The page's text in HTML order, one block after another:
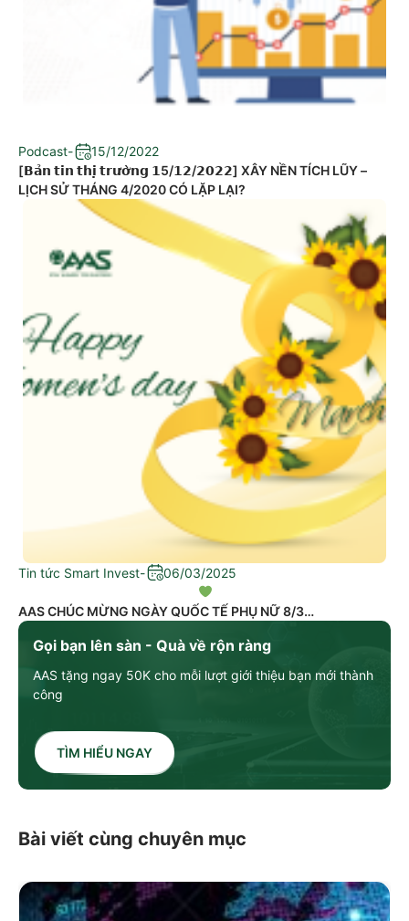
Gọi bạn lên sàn - Quà về rộn ràng
AAS tặng ngay 50K cho mỗi lượt giới thiệu bạn mới thành
công
TÌM HIỂU NGAY
Podcast-
15/12/2022
[𝗕𝗮̉𝗻 𝘁𝗶𝗻 𝘁𝗵𝗶̣ 𝘁𝗿𝘂̛𝗼̛̀𝗻𝗴 𝟭5/𝟭𝟮/𝟮𝟬𝟮𝟮] XÂY NỀN TÍCH LŨY –
LỊCH SỬ THÁNG 4/2020 CÓ LẶP LẠI?
Tin tức Smart Invest- 06/03/2025
AAS CHÚC MỪNG NGÀY QUỐC TẾ PHỤ NỮ 8/3
Bài viết cùng chuyên mục